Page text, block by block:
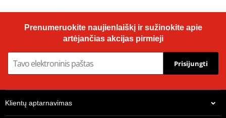
Prenumeruokite naujienlaiškį ir sužinokite apie
artėjančias akcijas pirmieji
Prisijungti
Klientų aptarnavimas